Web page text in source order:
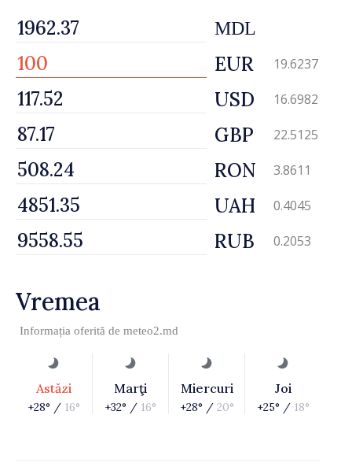
MDL
EUR 19.6237
USD 16.6982
GBP 22.5125
RON 3.8611
UAH 0.4045
RUB 0.2053
Vremea
Informația oferită de meteo2.md
Astăzi
+28° / 16°
Marţi
+32° / 16°
Miercuri
+28° / 20°
Joi
+25° / 18°